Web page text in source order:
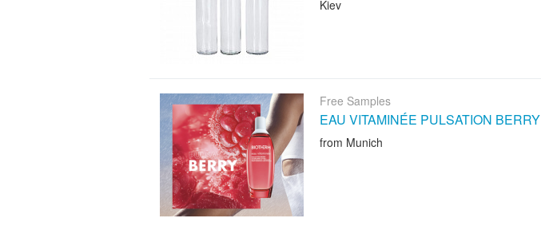
Kiev
Free Samples
EAU VITAMINÉE PULSATION BERRY
from Munich